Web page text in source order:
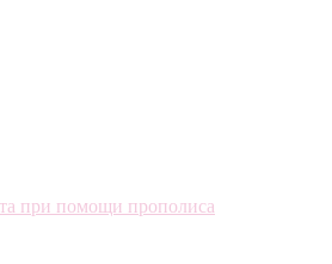
при помощи прополиса